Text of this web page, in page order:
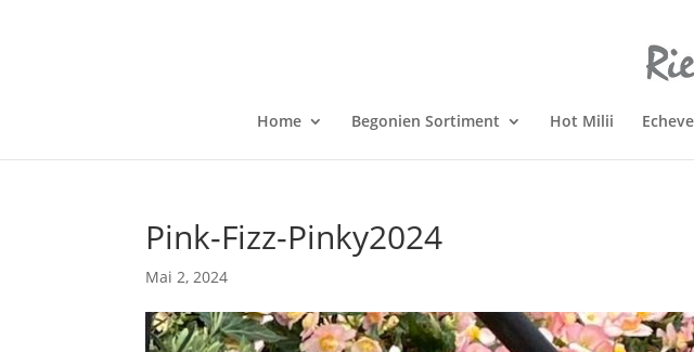
Home Begonien Sortiment Hot Milii
Pink-Fizz-Pinky2024
Mai 2, 2024